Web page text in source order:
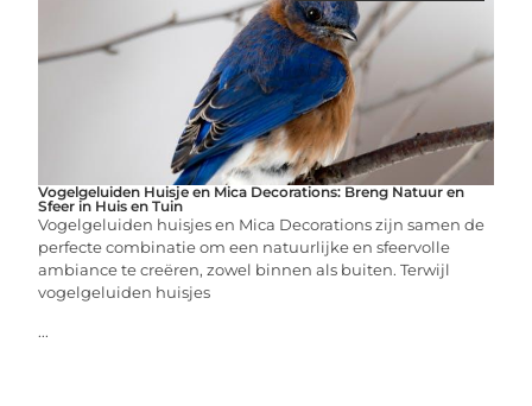
Vogelgeluiden Huisje en Mica Decorations: Breng Natuur en
Sfeer in Huis en Tuin
Vogelgeluiden huisjes en Mica Decorations zijn samen de
perfecte combinatie om een natuurlijke en sfeervolle
ambiance te creëren, zowel binnen als buiten. Terwijl
vogelgeluiden huisjes
...